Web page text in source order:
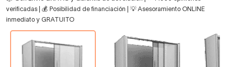
verificadas | 💰 Posibilidad de financiación | 💡 Asesoramiento ONLINE
inmediato y GRATUITO